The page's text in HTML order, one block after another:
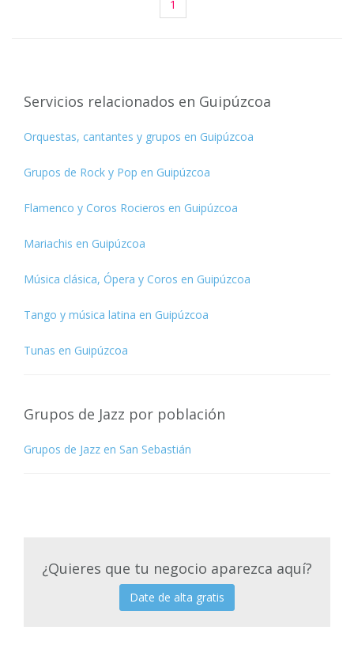
1
Servicios relacionados en Guipúzcoa
Orquestas, cantantes y grupos en Guipúzcoa
Grupos de Rock y Pop en Guipúzcoa
Flamenco y Coros Rocieros en Guipúzcoa
Mariachis en Guipúzcoa
Música clásica, Ópera y Coros en Guipúzcoa
Tango y música latina en Guipúzcoa
Tunas en Guipúzcoa
Grupos de Jazz por población
Grupos de Jazz en San Sebastián
¿Quieres que tu negocio aparezca aquí?
Date de alta gratis